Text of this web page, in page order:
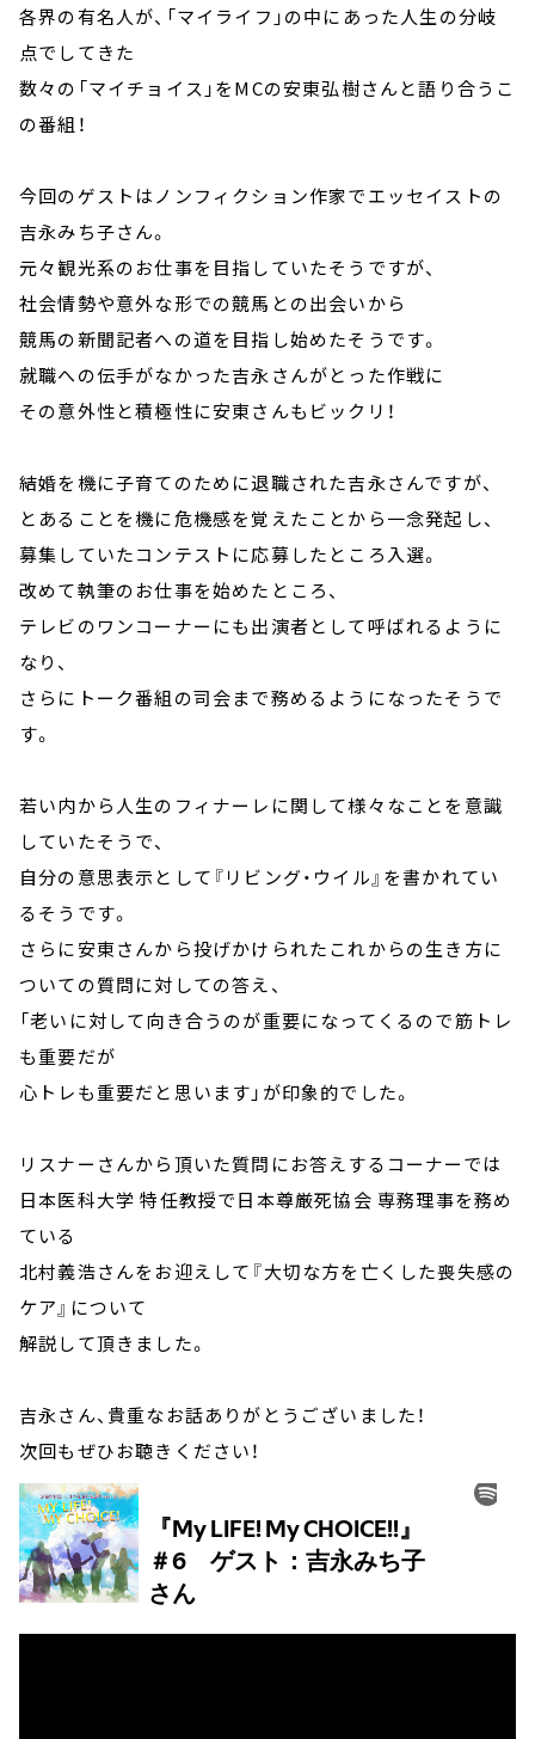
各界の有名人が、「マイライフ」の中にあった人生の分岐
点でしてきた
数々の「マイチョイス」をMCの安東弘樹さんと語り合うこ
の番組！
今回のゲストはノンフィクション作家でエッセイストの
吉永みち子さん。
元々観光系のお仕事を目指していたそうですが、
社会情勢や意外な形での競馬との出会いから
競馬の新聞記者への道を目指し始めたそうです。
就職への伝手がなかった吉永さんがとった作戦に
その意外性と積極性に安東さんもビックリ！
結婚を機に子育てのために退職された吉永さんですが、
とあることを機に危機感を覚えたことから一念発起し、
募集していたコンテストに応募したところ入選。
改めて執筆のお仕事を始めたところ、
テレビのワンコーナーにも出演者として呼ばれるように
なり、
さらにトーク番組の司会まで務めるようになったそうで
す。
若い内から人生のフィナーレに関して様々なことを意識
していたそうで、
自分の意思表示として『リビング・ウイル』を書かれてい
るそうです。
さらに安東さんから投げかけられたこれからの生き方に
ついての質問に対しての答え、
「老いに対して向き合うのが重要になってくるので筋トレ
も重要だが
心トレも重要だと思います」が印象的でした。
リスナーさんから頂いた質問にお答えするコーナーでは
日本医科大学 特任教授で日本尊厳死協会 専務理事を務め
ている
北村義浩さんをお迎えして『大切な方を亡くした喪失感の
ケア』について
解説して頂きました。
吉永さん、貴重なお話ありがとうございました！
次回もぜひお聴きください！